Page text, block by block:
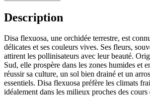
Description
Disa flexuosa, une orchidée terrestre, est
délicates et ses couleurs vives. Ses fleurs,
attirent les pollinisateurs avec leur beauté.
Sud, elle prospère dans les zones humides et
réussir sa culture, un sol bien drainé et un
essentiels. Disa flexuosa préfère les climats
idéalement dans les milieux proches des cours